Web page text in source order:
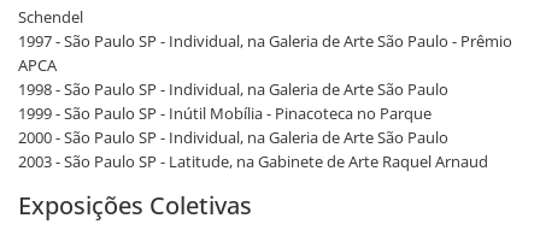
Schendel
1997 - São Paulo SP - Individual, na Galeria de Arte São Paulo - Prêmio
APCA
1998 - São Paulo SP - Individual, na Galeria de Arte São Paulo
1999 - São Paulo SP - Inútil Mobília - Pinacoteca no Parque
2000 - São Paulo SP - Individual, na Galeria de Arte São Paulo
2003 - São Paulo SP - Latitude, na Gabinete de Arte Raquel Arnaud
Exposições Coletivas